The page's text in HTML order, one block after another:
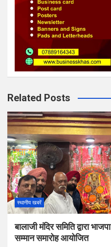
Related Posts
स्थानीय खबरें
बालाजी मंदिर समिति द्वारा
सम्मान समारोह आयोजित